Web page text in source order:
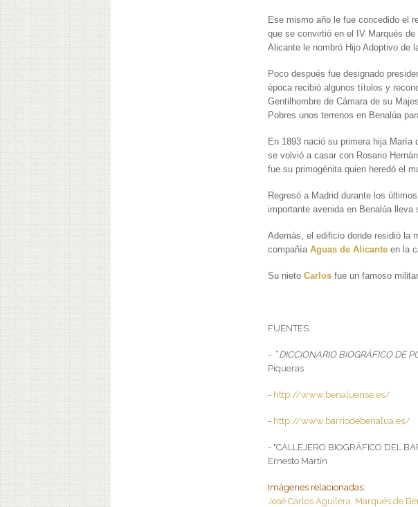
Ese mismo año le fue concedido el
que se convirtió en el IV Marqués
Alicante le nombró Hijo Adoptivo de
Poco después fue designado
época recibió algunos títulos y
Gentilhombre de Cámara de su
Pobres unos terrenos en Benalúa
En 1893 nació su primera hija
se volvió a casar con Rosario
fue su primogénita quien heredó el
Regresó a Madrid durante los
importante avenida en Benalúa lleva
Además, el edificio donde residió la
compañíaAguas de Alicante en la
Su nietoCarlos fue un famoso
FUENTES:
- “DICCIONARIO BIOGRÁFICO DE
Piqueras
- http://www.benaluense.es/
- http://www.barriodebenalua.es/
- "CALLEJERO BIOGRÁFICO DEL
Ernesto Martín
Imágenes relacionadas:
José Carlos Aguilera, Marqués de